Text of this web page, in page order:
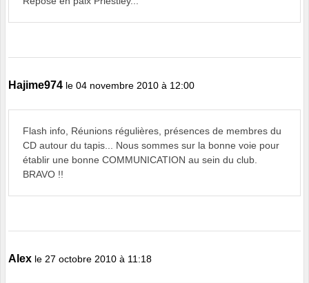
Hajime974 le 04 novembre 2010 à 12:00
Flash info, Réunions régulières, présences de membres du
CD autour du tapis... Nous sommes sur la bonne voie pour
établir une bonne COMMUNICATION au sein du club.
BRAVO !!
Alex le 27 octobre 2010 à 11:18